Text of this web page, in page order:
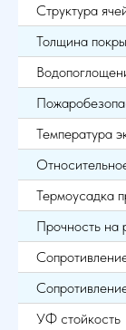
Структура
Толщина
Температура
Термоусадка
Прочность на
УФ стойкость